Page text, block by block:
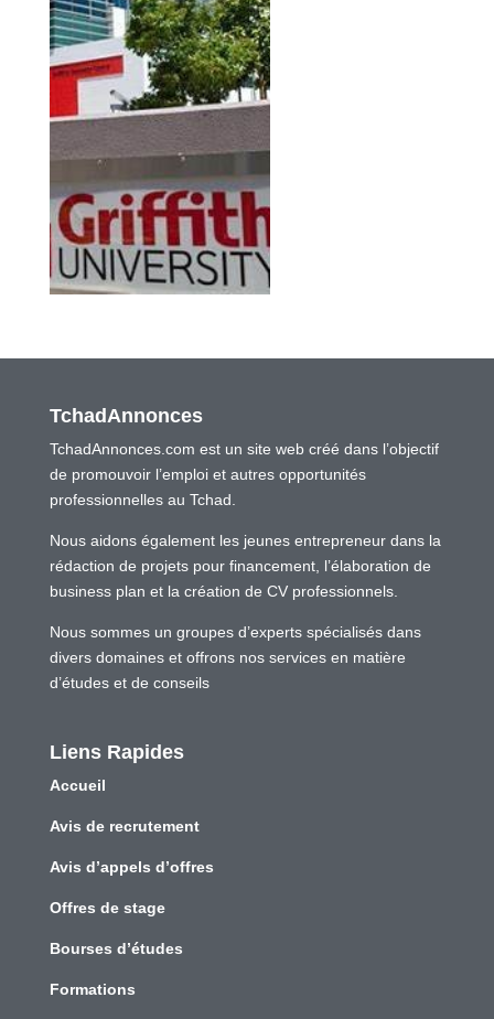
TchadAnnonces
TchadAnnonces.com est un site web créé dans l’objectif
de promouvoir l’emploi et autres opportunités
professionnelles au Tchad.
Nous aidons également les jeunes entrepreneur dans la
rédaction de projets pour financement, l’élaboration de
business plan et la création de CV professionnels.
Nous sommes un groupes d’experts spécialisés dans
divers domaines et offrons nos services en matière
d’études et de conseils
Liens Rapides
Accueil
Avis de recrutement
Avis d’appels d’offres
Offres de stage
Bourses d’études
Formations